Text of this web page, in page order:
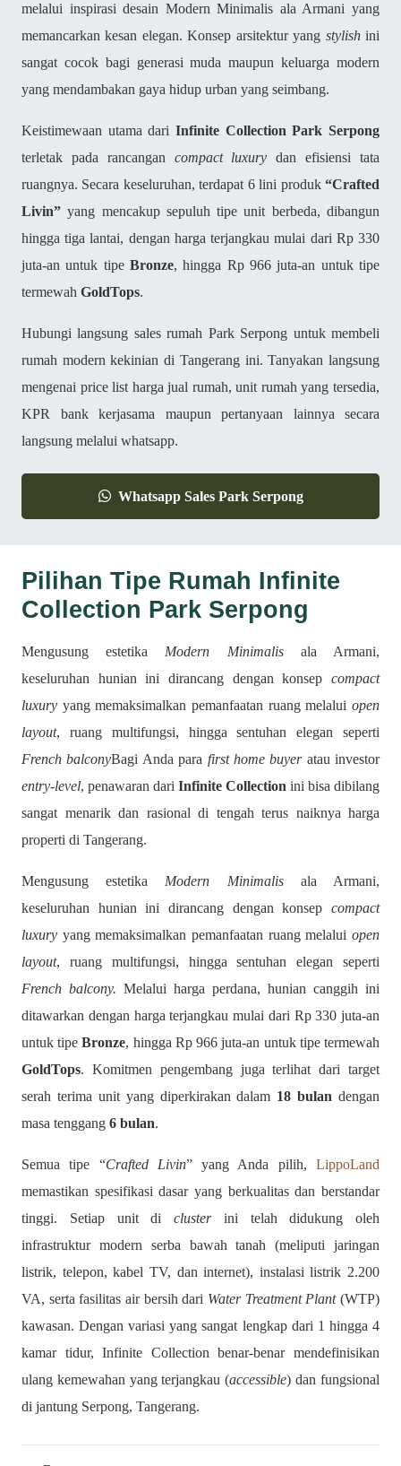
melalui inspirasi desain Modern Minimalis ala Armani yang
memancarkan kesan elegan. Konsep arsitektur yang stylishini
sangat cocok bagi generasi muda maupun keluarga modern
yang mendambakan gaya hidup urban yang seimbang.
Keistimewaan utama dari Infinite Collection Park Serpong
terletak pada rancangan compact luxury dan efisiensi tata
ruangnya. Secara keseluruhan, terdapat 6 lini produk“Crafted
Livin” yang mencakup sepuluh tipe unit berbeda, dibangun
hingga tiga lantai, dengan harga terjangkau mulai dari Rp 330
juta-an untuk tipe Bronze, hingga Rp 966 juta-an untuk tipe
termewah GoldTops.
Hubungi langsung sales rumah Park Serpong untuk membeli
rumah modern kekinian di Tangerang ini. Tanyakan langsung
mengenai price list harga jual rumah, unit rumah yang tersedia,
KPR bank kerjasama maupun pertanyaan lainnya secara
langsung melalui whatsapp.
Whatsapp Sales Park Serpong
Pilihan Tipe Rumah Infinite
Collection Park Serpong
Mengusung estetika Modern Minimalisala Armani,
keseluruhan hunian ini dirancang dengan konsep compact
luxury yang memaksimalkan pemanfaatan ruang melalui open
layout, ruang multifungsi, hingga sentuhan elegan seperti
French balconyBagi Anda para first home buyeratau investor
entry-level, penawaran dari Infinite Collection ini bisa dibilang
sangat menarik dan rasional di tengah terus naiknya harga
properti di Tangerang.
Mengusung estetika Modern Minimalisala Armani,
keseluruhan hunian ini dirancang dengan konsep compact
luxury yang memaksimalkan pemanfaatan ruang melalui open
layout, ruang multifungsi, hingga sentuhan elegan seperti
French balcony. Melalui harga perdana, hunian canggih ini
ditawarkan dengan harga terjangkau mulai dari Rp 330 juta-an
untuk tipeBronze, hingga Rp 966 juta-an untuk tipe termewah
GoldTops. Komitmen pengembang juga terlihat dari target
serah terima unit yang diperkirakan dalam 18 bulan dengan
masa tenggang 6 bulan.
Semua tipe “Crafted Livin” yang Anda pilih,LippoLand
memastikan spesifikasi dasar yang berkualitas dan berstandar
tinggi. Setiap unit di clusterini telah didukung oleh
infrastruktur modern serba bawah tanah (meliputi jaringan
listrik, telepon, kabel TV, dan internet), instalasi listrik 2.200
VA, serta fasilitas air bersih dari Water Treatment Plant(WTP)
kawasan. Dengan variasi yang sangat lengkap dari 1 hingga 4
kamar tidur, Infinite Collection benar-benar mendefinisikan
ulang kemewahan yang terjangkau (accessible) dan fungsional
di jantung Serpong, Tangerang.